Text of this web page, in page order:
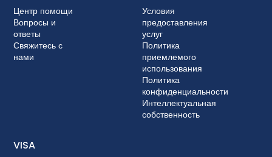
Центр помощи
Вопросы и
ответы
Свяжитесь с
нами
Условия
предоставления
услуг
Политика
приемлемого
использования
Политика
конфиденциальности
Интеллектуальная
собственность
VISA